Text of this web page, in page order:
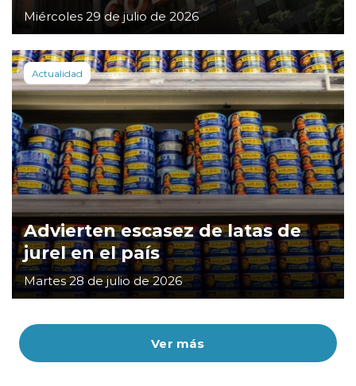
Ver más
Miércoles 29 de julio de 2026
Actualidad
Advierten escasez de latas de
jurel en el país
Martes 28 de julio de 2026